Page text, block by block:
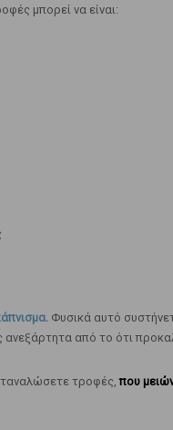
μπορεί να είναι:
Φυσικά αυτό
ανεξάρτητα από το ότι
τροφές,που